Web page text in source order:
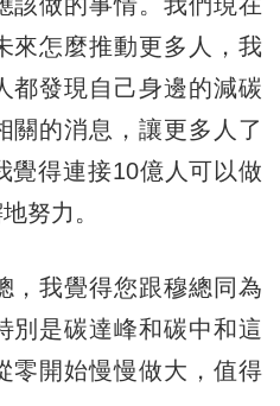
來怎麼推動更多人，我
都發現自己身邊的減碳
關的消息，讓更多人了
覺得連接10億人可以做
努力。
我覺得您跟穆總同為
別是碳達峰和碳中和這
零開始慢慢做大，值得